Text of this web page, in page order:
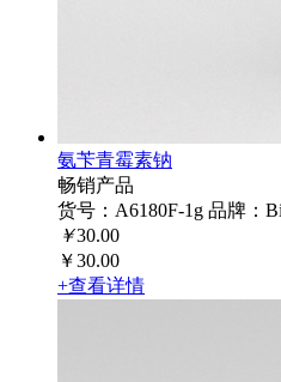
氨苄青霉素钠
畅销产品
货号：A6180F-1g 品牌：
￥30.00
￥30.00
+查看详情